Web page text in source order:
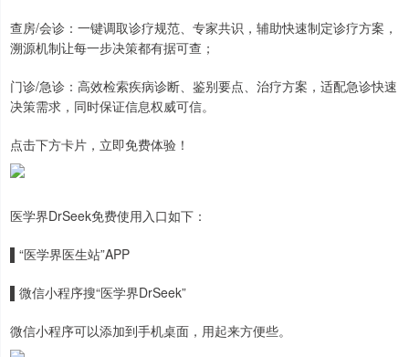
查房/会诊：一键调取诊疗规范、专家共识，辅助快速制定诊疗方案，
溯源机制让每一步决策都有据可查；
门诊/急诊：高效检索疾病诊断、鉴别要点、治疗方案，适配急诊快速
决策需求，同时保证信息权威可信。
点击下方卡片，立即免费体验！
医学界DrSeek免费使用入口如下：
▌“医学界医生站”APP
▌微信小程序搜“医学界DrSeek”
微信小程序可以添加到手机桌面，用起来方便些。